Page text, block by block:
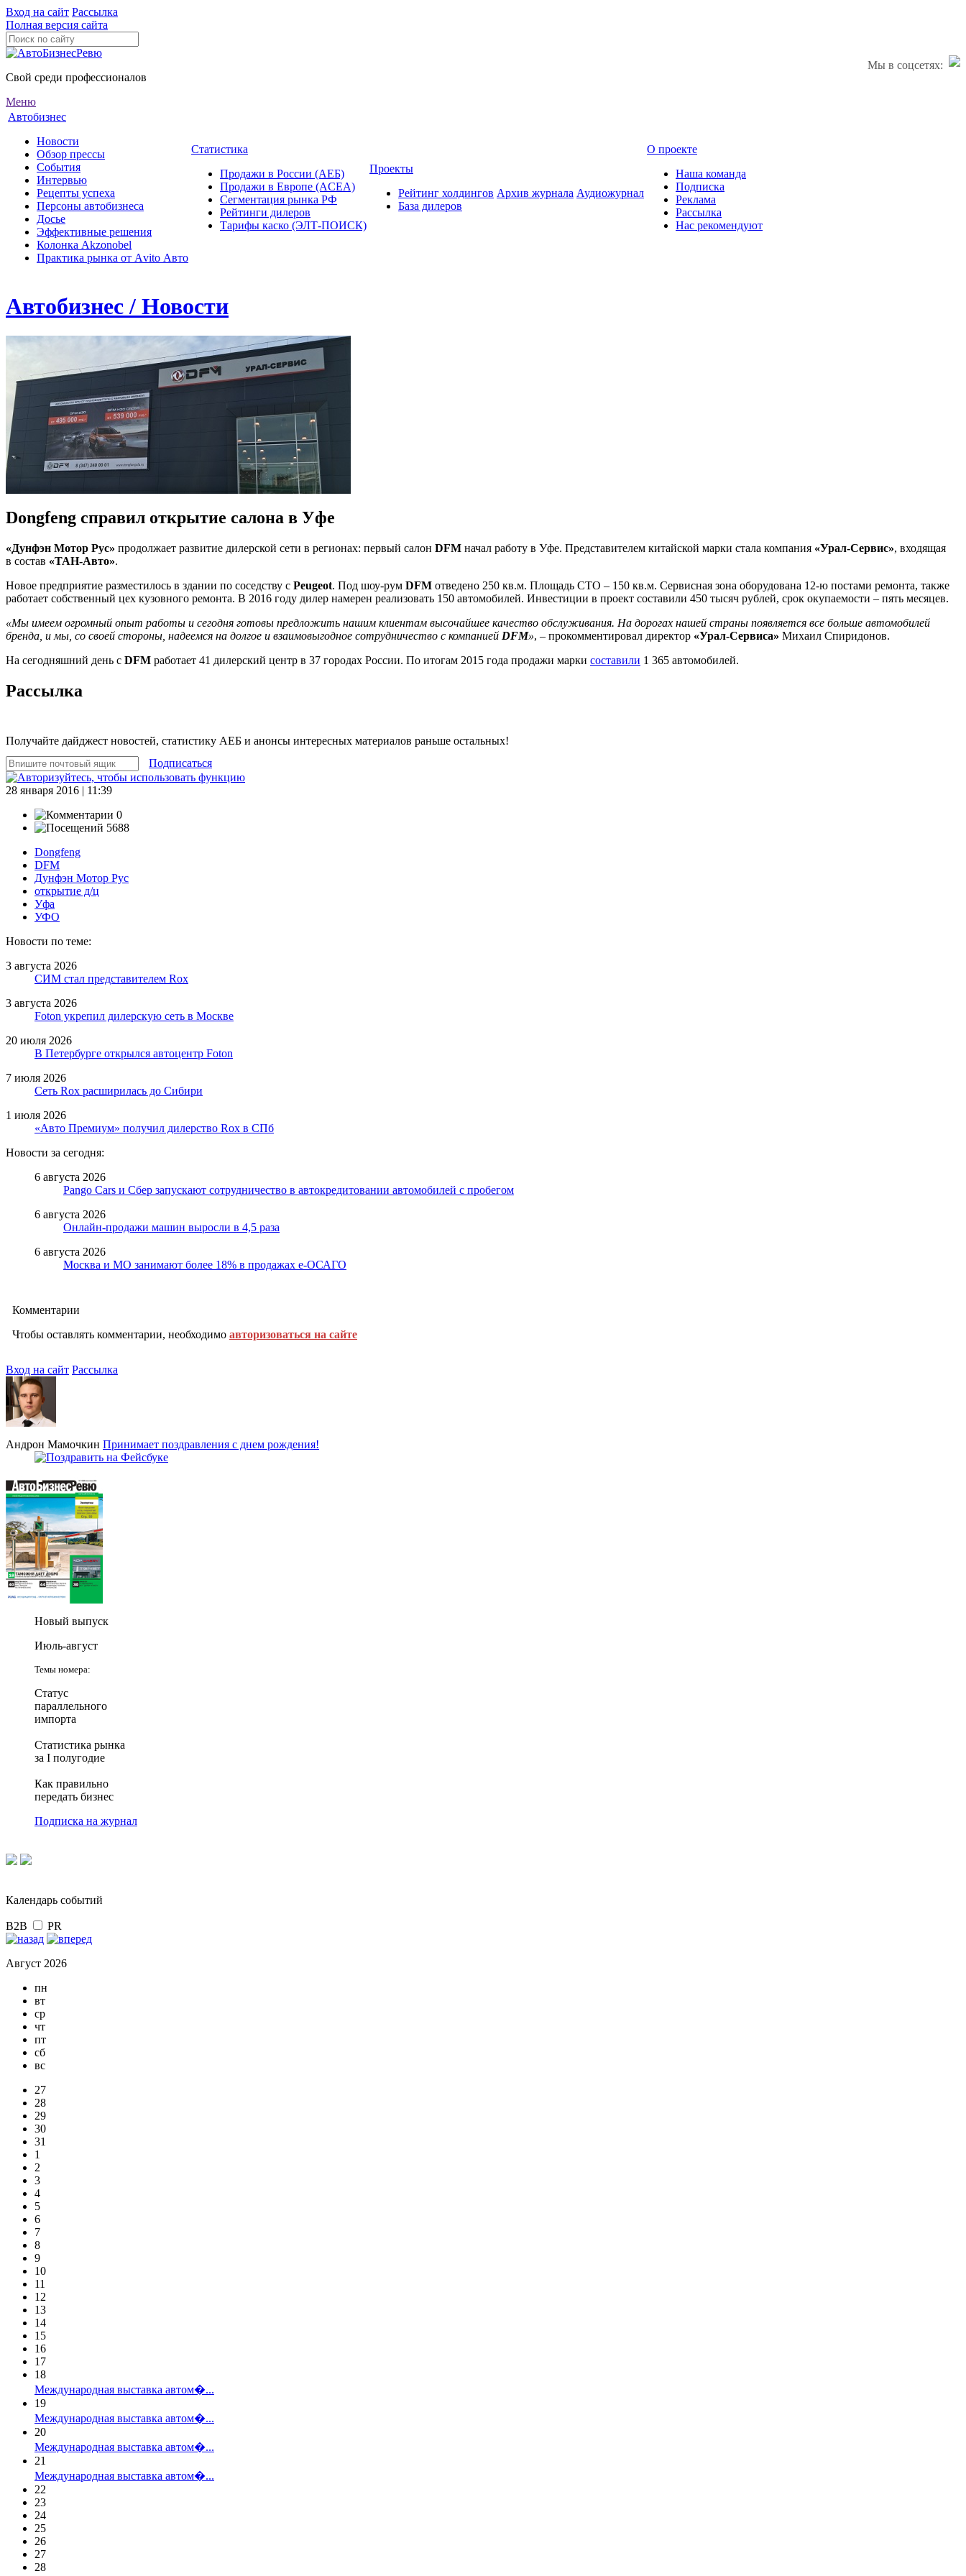
Вход на сайт Рассылка
Полная версия сайта
Мы в соцсетях:
Свой среди профессионалов
Меню
Автобизнес
Новости
Обзор прессы
События
Интервью
Рецепты успеха
Персоны автобизнеса
Досье
Эффективные решения
Колонка Akzonobel
Практика рынка от Аvito Авто
Статистика
Продажи в России (АЕБ)
Продажи в Европе (ACEA)
Сегментация рынка РФ
Рейтинги дилеров
Тарифы каско (ЭЛТ-ПОИСК)
Проекты
Рейтинг холдингов
База дилеров
Архив журнала Аудиожурнал
О проекте
Наша команда
Подписка
Реклама
Рассылка
Нас рекомендуют
Автобизнес / Новости
Dongfeng справил открытие салона в Уфе
«Дунфэн Мотор Рус» продолжает развитие дилерской сети в регионах: первый салон DFM начал работу в Уфе. Представителем китайской марки стала компания «Урал-Сервис», входящая
в состав «ТАН-Авто».
Новое предприятие разместилось в здании по соседству с Peugeot. Под шоу-рум DFM отведено 250 кв.м. Площадь СТО – 150 кв.м. Сервисная зона оборудована 12-ю постами ремонта, также
работает собственный цех кузовного ремонта. В 2016 году дилер намерен реализовать 150 автомобилей. Инвестиции в проект составили 450 тысяч рублей, срок окупаемости – пять месяцев.
«Мы имеем огромный опыт работы и сегодня готовы предложить нашим клиентам высочайшее качество обслуживания. На дорогах нашей страны появляется все больше автомобилей
бренда, и мы, со своей стороны, надеемся на долгое и взаимовыгодное сотрудничество с компанией DFM», – прокомментировал директор «Урал-Сервиса» Михаил Спиридонов.
На сегодняшний день с DFM работает 41 дилерский центр в 37 городах России. По итогам 2015 года продажи марки составили 1 365 автомобилей.
Рассылка
Получайте дайджест новостей, статистику АЕБ и анонсы интересных материалов раньше остальных!
Подписаться
28 января 2016 | 11:39
0
5688
Dongfeng
DFM
Дунфэн Мотор Рус
открытие д/ц
Уфа
УФО
Новости по теме:
3 августа 2026
СИМ стал представителем Rox
3 августа 2026
Foton укрепил дилерскую сеть в Москве
20 июля 2026
В Петербурге открылся автоцентр Foton
7 июля 2026
Сеть Rox расширилась до Сибири
1 июля 2026
«Авто Премиум» получил дилерство Rox в СПб
Новости за сегодня:
6 августа 2026
Pango Cars и Сбер запускают сотрудничество в автокредитовании автомобилей с пробегом
6 августа 2026
Онлайн-продажи машин выросли в 4,5 раза
6 августа 2026
Москва и МО занимают более 18% в продажах е-ОСАГО
Комментарии
Чтобы оставлять комментарии, необходимо авторизоваться на сайте
Вход на сайт Рассылка
Андрон Мамочкин Принимает поздравления с днем рождения!
Новый выпуск
Июль-август
Темы номера:
Статус
параллельного
импорта
Статистика рынка
за I полугодие
Как правильно
передать бизнес
Подписка на журнал
Календарь событий
B2B PR
Август 2026
пн
вт
ср
чт
пт
сб
вс
27
28
29
30
31
1
2
3
4
5
6
7
8
9
10
11
12
13
14
15
16
17
18
Международная выставка автом�...
19
Международная выставка автом�...
20
Международная выставка автом�...
21
Международная выставка автом�...
22
23
24
25
26
27
28